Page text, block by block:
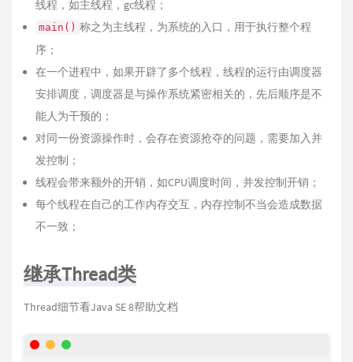
线程，如主线程，gc线程；
main() 称之为主线程，为系统的入口，用于执行整个程
序；
在一个进程中，如果开辟了多个线程，线程的运行由调度器
安排调度，调度器是与操作系统紧密相关的，先后顺序是不
能人为干预的；
对同一份资源操作时，会存在资源抢夺的问题，需要加入并
发控制；
线程会带来额外的开销，如CPU调度时间，并发控制开销；
每个线程在自己的工作内存交互，内存控制不当会造成数据
不一致；
继承Thread类
Thread细节看Java SE 8帮助文档